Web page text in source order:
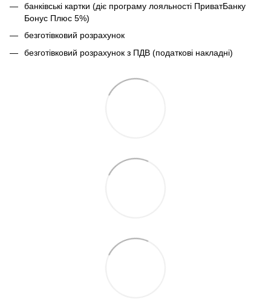
банківські картки (діє програму лояльності ПриватБанку
Бонус Плюс 5%)
безготівковий розрахунок
безготівковий розрахунок з ПДВ (податкові накладні)